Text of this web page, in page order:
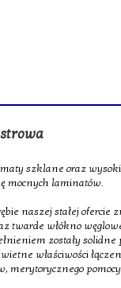
szklane oraz
mocnych laminatów.
naszej stałej ofercie
twarde włókno
zostały solidne
właściwości
merytorycznego